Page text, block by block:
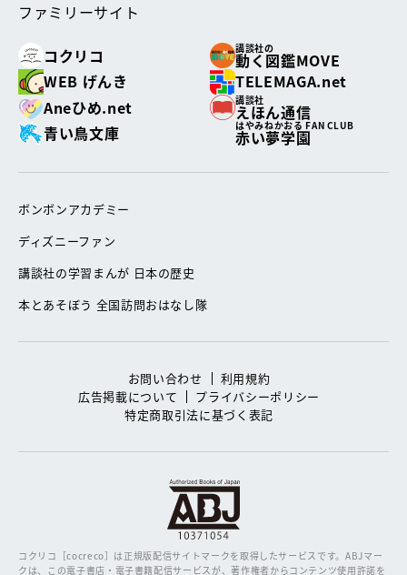
ファミリーサイト
コクリコ
講談社の
動く図鑑MOVE
WEB げんき
TELEMAGA.net
Aneひめ.net
講談社
えほん通信
青い鳥文庫
はやみねかおる FAN CLUB
赤い夢学園
ボンボンアカデミー
ディズニーファン
講談社の学習まんが 日本の歴史
本とあそぼう 全国訪問おはなし隊
お問い合わせ
利用規約
広告掲載について
プライバシーポリシー
特定商取引法に基づく表記
コクリコ［cocreco］は正規版配信サイトマークを取得したサービスです。ABJマー
クは、この電子書店・電子書籍配信サービスが、著作権者からコンテンツ使用許諾を